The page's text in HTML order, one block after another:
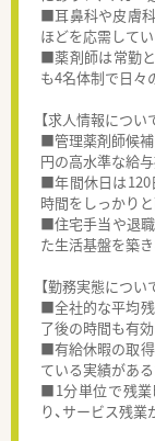
■耳鼻科や皮膚科
ほどを応需して
■薬剤師は常勤
も4名体制で日々
【求人情報につい
■管理薬剤師候補
円の高水準な給
■年間休日は120
時間をしっかり
■住宅手当や退職
た生活基盤を築
【勤務実態につい
■全社的な平均残
了後の時間も有
■有給休暇の取得
ている実績があ
■1分単位で残業
り、サービス残